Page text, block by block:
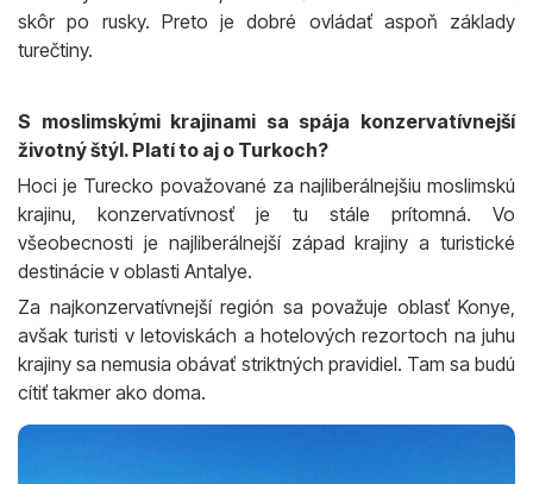
skôr po rusky. Preto je dobré ovládať aspoň základy
turečtiny.
S moslimskými krajinami sa spája konzervatívnejší
životný štýl. Platí to aj o Turkoch?
Hoci je Turecko považované za najliberálnejšiu moslimskú
krajinu, konzervatívnosť je tu stále prítomná. Vo
všeobecnosti je najliberálnejší západ krajiny a turistické
destinácie v oblasti Antalye.
Za najkonzervatívnejší región sa považuje oblasť Konye,
avšak turisti v letoviskách a hotelových rezortoch na juhu
krajiny sa nemusia obávať striktných pravidiel. Tam sa budú
cítiť takmer ako doma.